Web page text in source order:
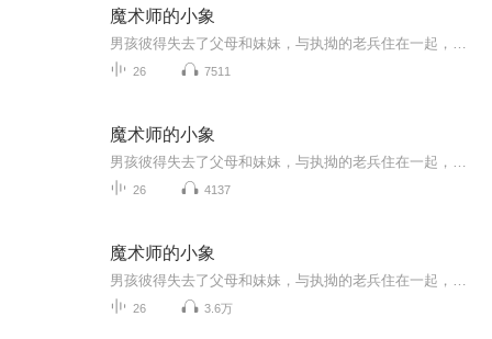
魔术师的小象
26 7511
魔术师的小象
26 4137
魔术师的小象
26 3.6万